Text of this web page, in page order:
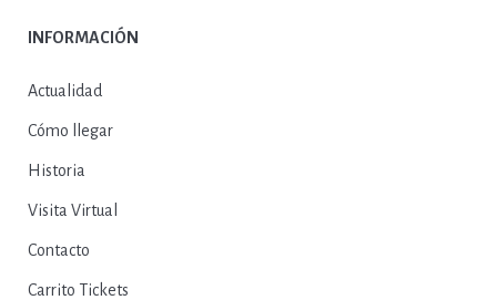
INFORMACIÓN
Actualidad
Cómo llegar
Historia
Visita Virtual
Contacto
Carrito Tickets